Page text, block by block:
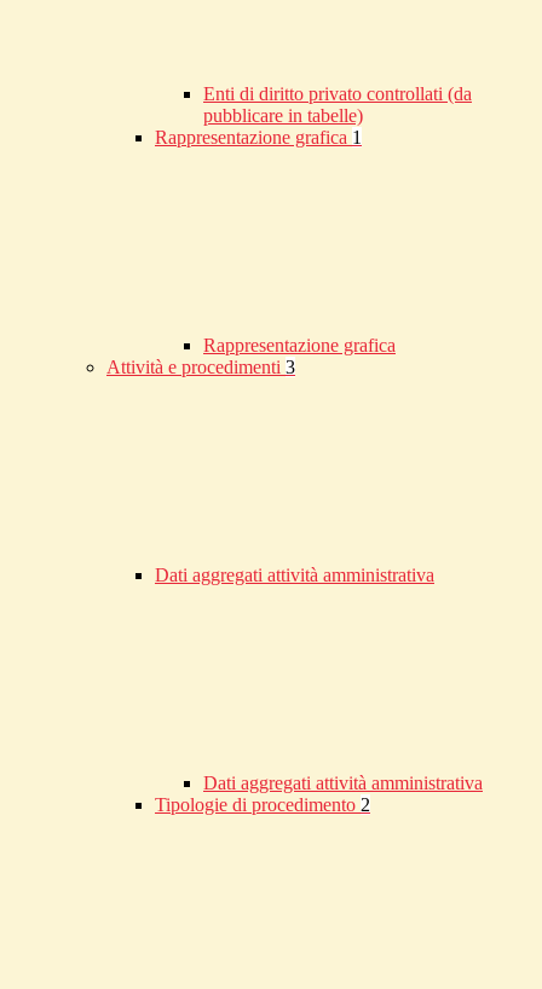
Enti di diritto privato controllati (da
pubblicare in tabelle)
Rappresentazione grafica 1
Rappresentazione grafica
Attività e procedimenti 3
Dati aggregati attività amministrativa
Dati aggregati attività amministrativa
Tipologie di procedimento 2